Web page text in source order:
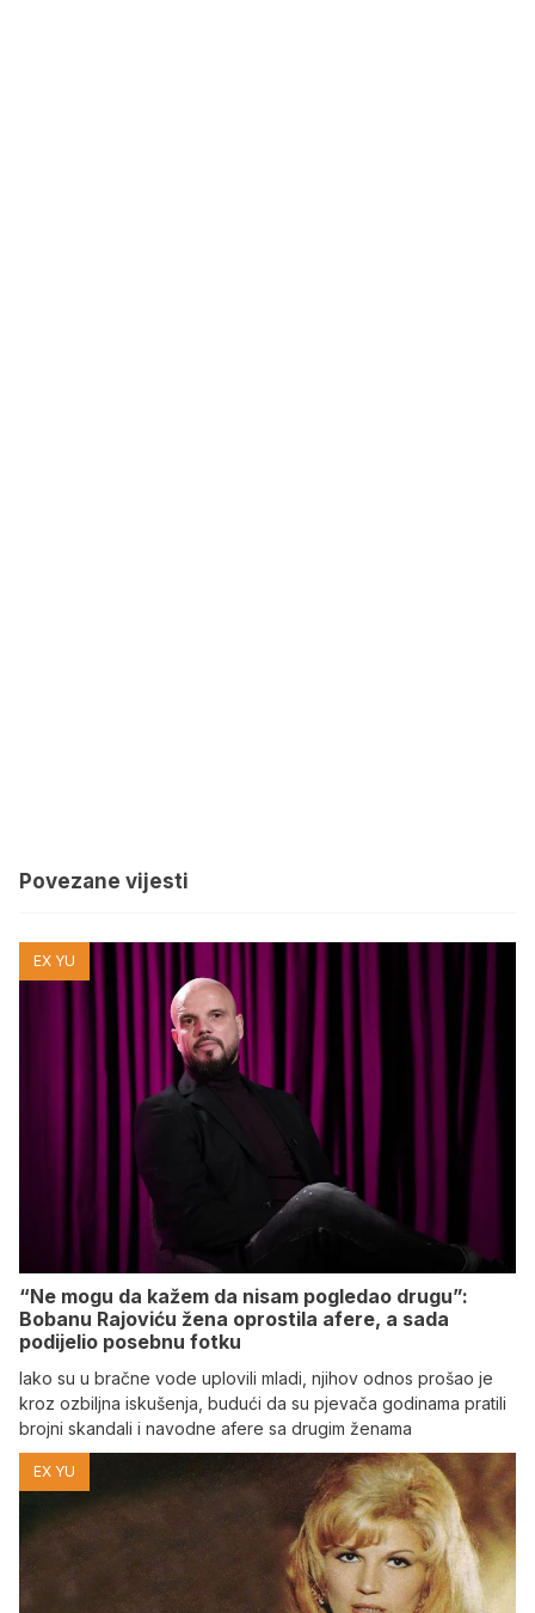
Povezane vijesti
EX YU
“Ne mogu da kažem da nisam pogledao drugu”:
Bobanu Rajoviću žena oprostila afere, a sada
podijelio posebnu fotku
Iako su u bračne vode uplovili mladi, njihov odnos prošao je
kroz ozbiljna iskušenja, budući da su pjevača godinama pratili
brojni skandali i navodne afere sa drugim ženama
EX YU